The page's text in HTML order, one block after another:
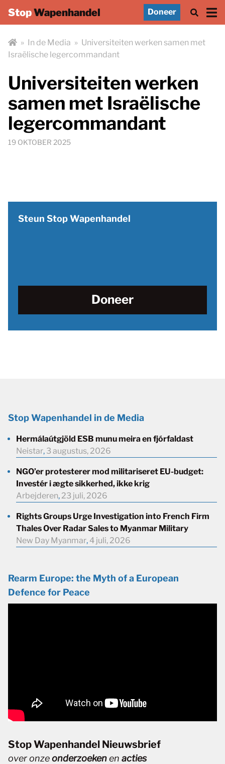
StopWapenhandel Doneer
» In de Media » Universiteiten werken samen met
Israëlische legercommandant
Universiteiten werken
samen met Israëlische
legercommandant
19 OKTOBER 2025
Steun Stop Wapenhandel
Doneer
Stop Wapenhandel in de Media
Hermálaútgjöld ESB munu meira en fjórfaldast
Neistar, 3 augustus, 2026
NGO’er protesterer mod militariseret EU-budget:
Investér i ægte sikkerhed, ikke krig
Arbejderen, 23 juli, 2026
Rights Groups Urge Investigation into French Firm
Thales Over Radar Sales to Myanmar Military
New Day Myanmar, 4 juli, 2026
Rearm Europe: the Myth of a European
Defence for Peace
Stop Wapenhandel Nieuwsbrief
over onzeonderzoekenen acties